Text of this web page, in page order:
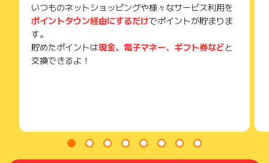
いつものネットショッピングや様々なサービス利用を
ポイントタウン経由にするだけでポイントが貯まりま
す。
貯めたポイントは現金、電子マネー、ギフト券などと
交換できるよ！